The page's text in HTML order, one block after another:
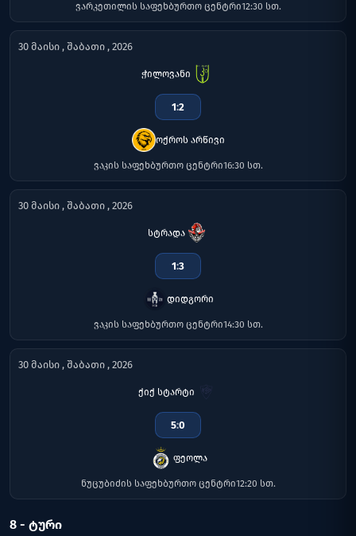
ვარკეთილის საფეხბურთო ცენტრი12:30 სთ.
30 მაისი , შაბათი , 2026
ჭილოვანი
1:2
ოქროს არწივი
ვაკის საფეხბურთო ცენტრი16:30 სთ.
30 მაისი , შაბათი , 2026
სტრადა
1:3
დიდგორი
ვაკის საფეხბურთო ცენტრი14:30 სთ.
30 მაისი , შაბათი , 2026
ქიქ სტარტი
5:0
ფეოლა
ნუცუბიძის საფეხბურთო ცენტრი12:20 სთ.
8 - ᲢᲣᲠᲘ